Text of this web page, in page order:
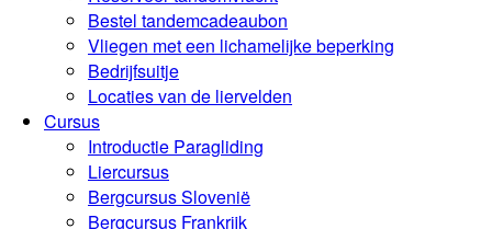
Bestel tandemcadeaubon
Vliegen met een lichamelijke beperking
Bedrijfsuitje
Locaties van de liervelden
Cursus
Introductie Paragliding
Liercursus
Bergcursus Slovenië
Bergcursus Frankrijk